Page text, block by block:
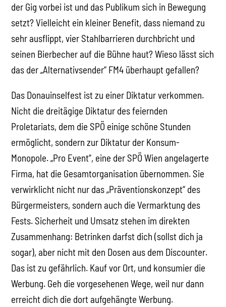
der Gig vorbei ist und das Publikum sich in Bewegung
setzt? Vielleicht ein kleiner Benefit, dass niemand zu
sehr ausflippt, vier Stahlbarrieren durchbricht und
seinen Bierbecher auf die Bühne haut? Wieso lässt sich
das der „Alternativsender“ FM4 überhaupt gefallen?
Das Donauinselfest ist zu einer Diktatur verkommen.
Nicht die dreitägige Diktatur des feiernden
Proletariats, dem die SPÖ einige schöne Stunden
ermöglicht, sondern zur Diktatur der Konsum-
Monopole. „Pro Event“, eine der SPÖ Wien angelagerte
Firma, hat die Gesamtorganisation übernommen. Sie
verwirklicht nicht nur das „Präventionskonzept“ des
Bürgermeisters, sondern auch die Vermarktung des
Fests. Sicherheit und Umsatz stehen im direkten
Zusammenhang: Betrinken darfst dich (sollst dich ja
sogar), aber nicht mit den Dosen aus dem Discounter.
Das ist zu gefährlich. Kauf vor Ort, und konsumier die
Werbung. Geh die vorgesehenen Wege, weil nur dann
erreicht dich die dort aufgehängte Werbung.